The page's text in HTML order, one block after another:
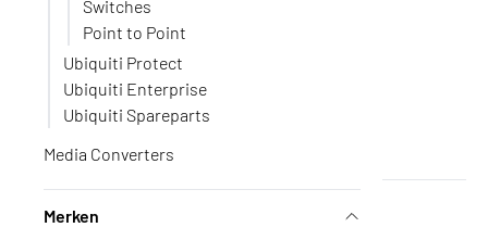
Switches
Point to Point
Ubiquiti Protect
Ubiquiti Enterprise
Ubiquiti Spareparts
Media Converters
Merken
Ubiquiti UniFi Switch 24-POE Gen2